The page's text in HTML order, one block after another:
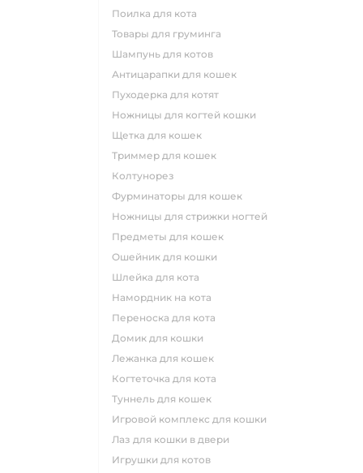
поилка для кота
товары для груминга
шампунь для котов
антицарапки для кошек
пуходерка для котят
ножницы для когтей кошки
щетка для кошек
триммер для кошек
колтунорез
фурминаторы для кошек
ножницы для стрижки ногтей
предметы для кошек
ошейник для кошки
шлейка для кота
намордник на кота
переноска для кота
домик для кошки
лежанка для кошек
когтеточка для кота
туннель для кошек
игровой комплекс для кошки
лаз для кошки в двери
игрушки для котов